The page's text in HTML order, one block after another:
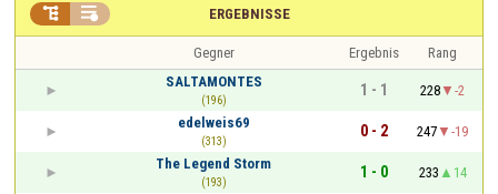
ERGEBNISSE
 
Gegner Ergebnis
Rang
SALTAMONTES
(196)
1 - 1 228
-2
edelweis69
(313)
0 - 2 247
-19
The Legend Storm
(193)
1 - 0 233
14